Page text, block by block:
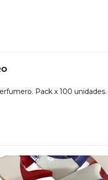
Pack x 100 unidades.